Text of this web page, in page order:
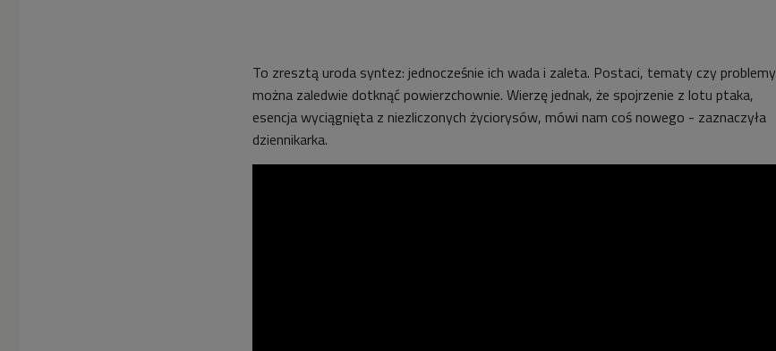
To zresztą uroda syntez: jednocześnie ich wada i zaleta. Postaci, tematy czy problemy
można zaledwie dotknąć powierzchownie. Wierzę jednak, że spojrzenie z lotu ptaka,
esencja wyciągnięta z niezliczonych życiorysów, mówi nam coś nowego - zaznaczyła
dziennikarka.